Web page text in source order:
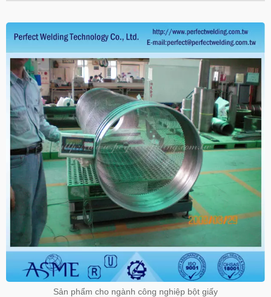
Sản phẩm cho ngành công nghiệp bột giấy